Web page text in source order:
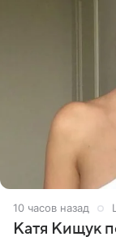
10 часов назад
Катя Кищук